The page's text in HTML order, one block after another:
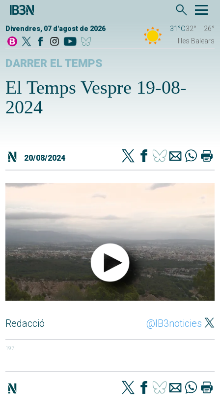
Divendres, 07 d'agost de 2026 31°C32°
26°
Illes Balears
DARRER EL TEMPS
El Temps Vespre 19-08-
2024
20/08/2024
Redacció @IB3noticies
197